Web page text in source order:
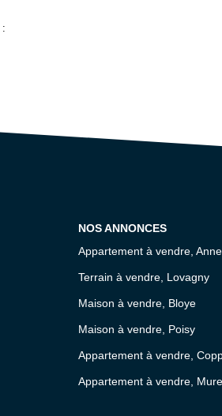
:
NOS ANNONCES
Appartement à vendre,
Terrain à vendre, Lovagny
Maison à vendre, Bloye
Maison à vendre, Poisy
Appartement à vendre,
Appartement à vendre,